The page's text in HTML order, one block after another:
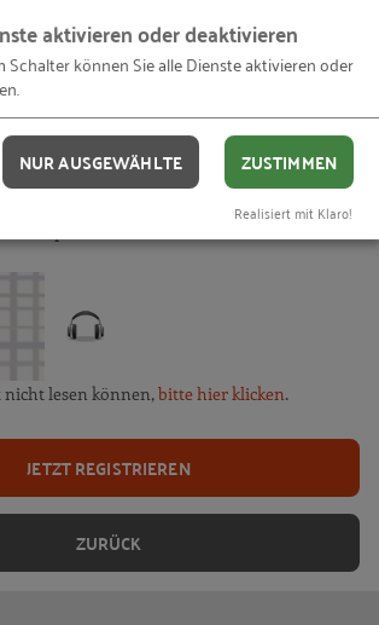
die Zukunft per Mail an
werden.
das Wort ein, das im Bild angezeigt wird. Dies
nicht lesen können,bitte hier klicken.
ZURÜCK
JETZT REGISTRIEREN
aktivieren oder deaktivieren
Schalter können Sie alle Dienste aktivieren oder
NUR AUSGEWÄHLTE ZUSTIMMEN
Realisiert mit Klaro!